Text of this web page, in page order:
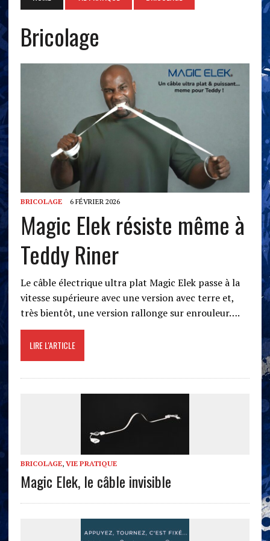
Bricolage
BRICOLAGE 6 FÉVRIER 2026
Magic Elek résiste même à
Teddy Riner
Le câble électrique ultra plat Magic Elek passe à la
vitesse supérieure avec une version avec terre et,
très bientôt, une version rallonge sur enrouleur….
LIRE L'ARTICLE
BRICOLAGE, VIE PRATIQUE
Magic Elek, le câble invisible